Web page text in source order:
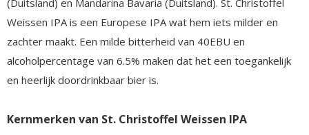
Weissen IPA is een Europese IPA wat hem iets milder en
zachter maakt. Een milde bitterheid van 40EBU en
alcoholpercentage van 6.5% maken dat het een toegankelijk
en heerlijk doordrinkbaar bier is.
Kernmerken van St. Christoffel Weissen IPA